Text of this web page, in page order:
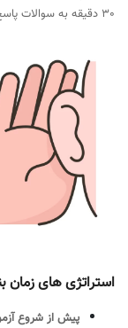
30 دقیقه به سوالات پاسخ درست دهید.
استراتژی های زمان
پیش از شروع